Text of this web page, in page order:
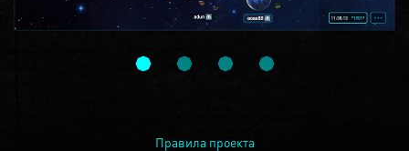
Правила проекта